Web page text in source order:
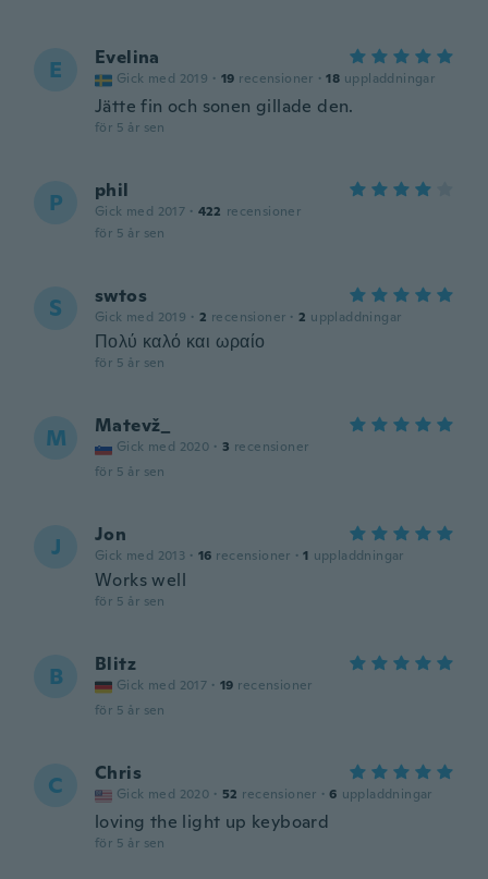
E Evelina
Gick med 2019 · 19 recensioner · 18 uppladdningar
Jätte fin och sonen gillade den.
för 5 år sen
P phil
Gick med 2017 · 422 recensioner
för 5 år sen
S swtos
Gick med 2019 · 2 recensioner · 2 uppladdningar
Πολύ καλό και ωραίο
för 5 år sen
M Matevž_
Gick med 2020 · 3 recensioner
för 5 år sen
J Jon
Gick med 2013 · 16 recensioner · 1 uppladdningar
Works well
för 5 år sen
B Blitz
Gick med 2017 · 19 recensioner
för 5 år sen
C Chris
Gick med 2020 · 52 recensioner · 6 uppladdningar
loving the light up keyboard
för 5 år sen